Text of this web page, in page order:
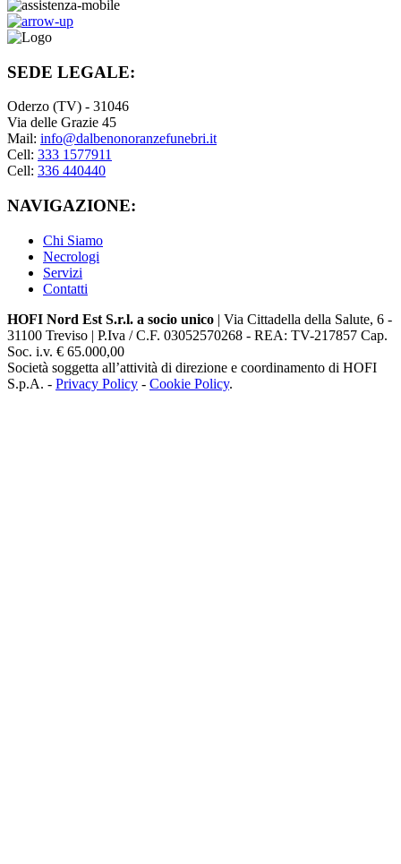
SEDE LEGALE:
Oderzo (TV) - 31046
Via delle Grazie 45
Mail: info@dalbenonoranzefunebri.it
Cell: 333 1577911
Cell: 336 440440
NAVIGAZIONE:
Chi Siamo
Necrologi
Servizi
Contatti
HOFI Nord Est S.r.l. a socio unico | Via Cittadella della Salute, 6 -
31100 Treviso | P.Iva / C.F. 03052570268 - REA: TV-217857 Cap.
Soc. i.v. € 65.000,00
Società soggetta all’attività di direzione e coordinamento di HOFI
S.p.A. - Privacy Policy - Cookie Policy.